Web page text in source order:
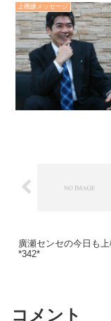
上機嫌メッセージ
廣瀬センセの今日も
*342*
コメント